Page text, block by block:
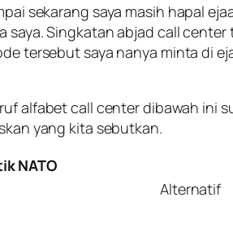
sekarang saya masih hapal
saya. Singkatan abjad call
tersebut saya nanya minta di
alfabet call center dibawah
yang kita sebutkan.
NATO
Alternatif